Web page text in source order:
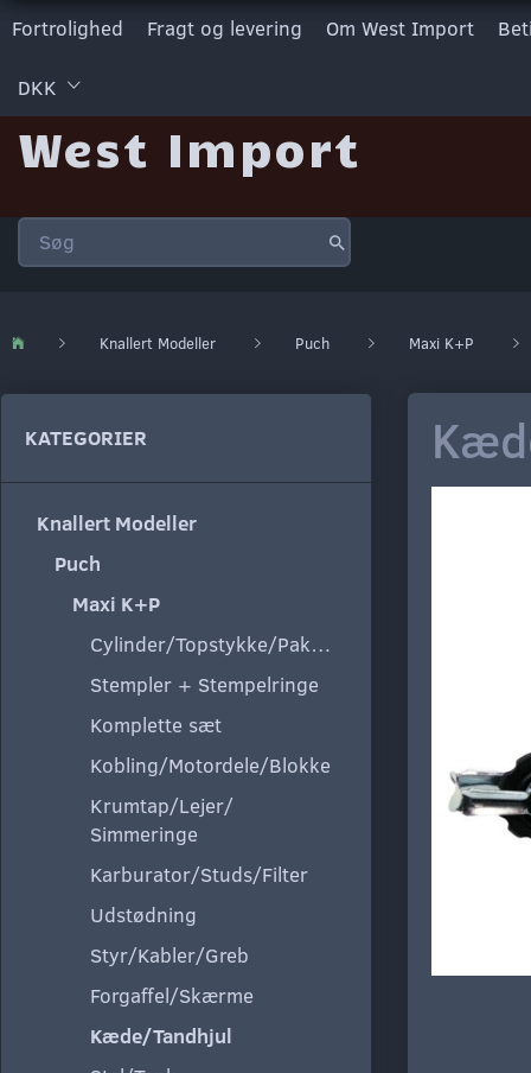
Fortrolighed Fragt og levering Om West Import
DKK
West Import
Knallert Modeller Puch Maxi K+P
KATEGORIER
Knallert Modeller
Puch
Maxi K+P
Cylinder/Topstykke/Pakning
Stempler + Stempelringe
Komplette sæt
Kobling/Motordele/Blokke
Krumtap/Lejer/
Simmeringe
Karburator/Studs/Filter
Udstødning
Styr/Kabler/Greb
Forgaffel/Skærme
Kæde/Tandhjul